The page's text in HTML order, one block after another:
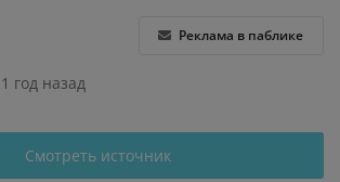
Реклама в паблике
1 год назад
Смотреть источник